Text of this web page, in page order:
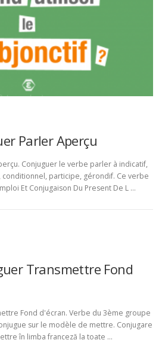
Parler Aperçu
Conjuguer le verbe parler à indicatif,
participe, gérondif. Ce verbe
Et Conjugaison Du Present De L …
Transmettre Fond
Fond d'écran. Verbe du 3ème groupe
sur le modèle de mettre. Conjugare
în limba franceză la toate …